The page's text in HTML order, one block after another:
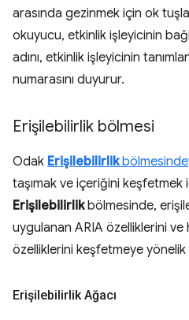
arasında gezinmek için ok
okuyucu, etkinlik işleyicinin
adını, etkinlik işleyicinin
numarasını duyurur.
Erişilebilirlik bölmesi
Odak Erişilebilirlik
taşımak ve içeriğini keşfetmek
Erişilebilirlikbölmesinde,
uygulanan ARIA özelliklerini ve
özelliklerini keşfetmeye
Erişilebilirlik Ağacı